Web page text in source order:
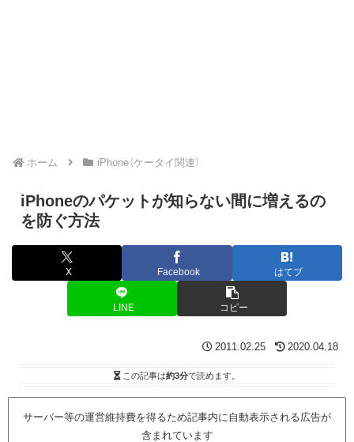
ホーム iPhone（ケータイ関連）
iPhoneのパケットが知らない間に増えるの
を防ぐ方法
X Facebook はてブ
LINE コピー
2011.02.25 2020.04.18
この記事は約3分で読めます。
サーバー等の運営維持費を得るため記事内に自動表示される広告が
含まれています